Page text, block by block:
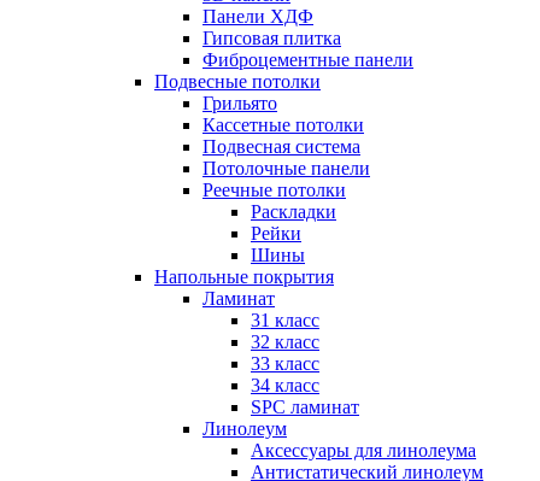
Панели ХДФ
Гипсовая плитка
Фиброцементные панели
Подвесные потолки
Грильято
Кассетные потолки
Подвесная система
Потолочные панели
Реечные потолки
Раскладки
Рейки
Шины
Напольные покрытия
Ламинат
31 класс
32 класс
33 класс
34 класс
SPC ламинат
Линолеум
Аксессуары для линолеума
Антистатический линолеум